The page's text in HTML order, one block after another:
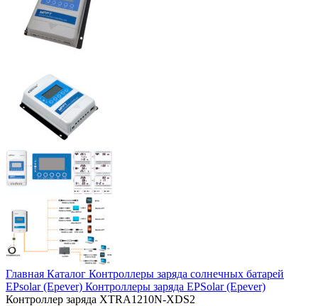
Главная Каталог Контроллеры заряда солнечных батарей
EPsolar (Epever) Контроллеры заряда EPSolar (Epever)
Контроллер заряда XTRA1210N-XDS2